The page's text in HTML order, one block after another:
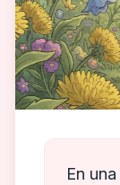
En